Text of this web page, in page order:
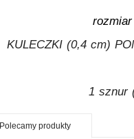
KULECZKI (0,4 cm)
1
Polecamy produkty